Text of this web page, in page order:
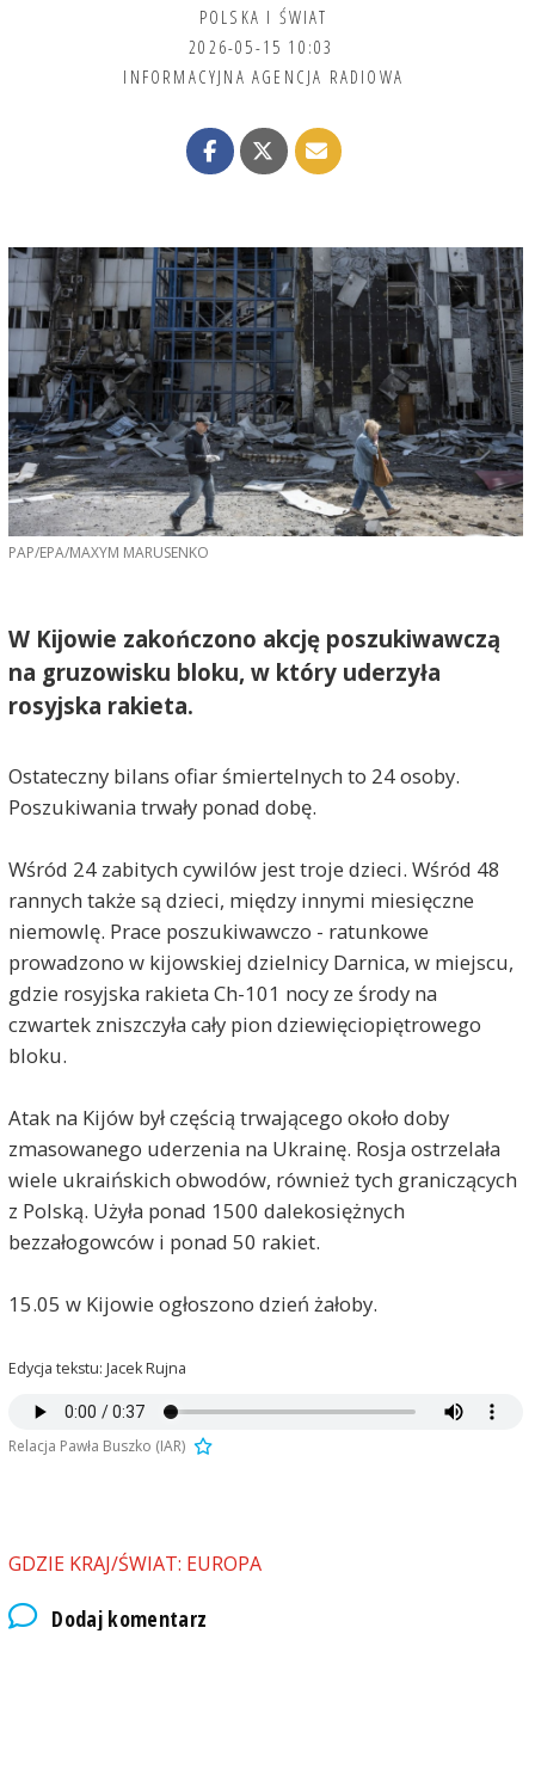
POLSKA I ŚWIAT
2026-05-15 10:03
INFORMACYJNA AGENCJA RADIOWA
PAP/EPA/MAXYM MARUSENKO
W Kijowie zakończono akcję poszukiwawczą
na gruzowisku bloku, w który uderzyła
rosyjska rakieta.
Ostateczny bilans ofiar śmiertelnych to 24 osoby.
Poszukiwania trwały ponad dobę.
Wśród 24 zabitych cywilów jest troje dzieci. Wśród 48
rannych także są dzieci, między innymi miesięczne
niemowlę. Prace poszukiwawczo - ratunkowe
prowadzono w kijowskiej dzielnicy Darnica, w miejscu,
gdzie rosyjska rakieta Ch-101 nocy ze środy na
czwartek zniszczyła cały pion dziewięciopiętrowego
bloku.
Atak na Kijów był częścią trwającego około doby
zmasowanego uderzenia na Ukrainę. Rosja ostrzelała
wiele ukraińskich obwodów, również tych graniczących
z Polską. Użyła ponad 1500 dalekosiężnych
bezzałogowców i ponad 50 rakiet.
15.05 w Kijowie ogłoszono dzień żałoby.
Edycja tekstu: Jacek Rujna
Relacja Pawła Buszko (IAR)
GDZIE KRAJ/ŚWIAT: EUROPA
Dodaj komentarz